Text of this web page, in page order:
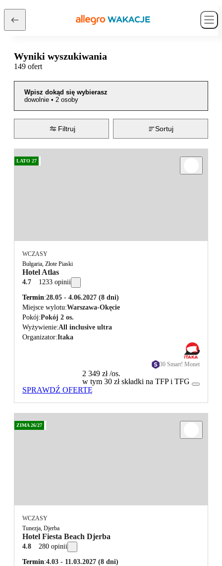
Wyniki wyszukiwania
149 ofert
Wpisz dokąd się wybierasz
dowolnie • 2 osoby
Filtruj Sortuj
LATO 27
WCZASY
Bułgaria, Złote Piaski
Hotel Atlas
4.7 1233 opinii
Termin 28.05 - 4.06.2027 (8 dni)
Miejsce wylotu Warszawa-Okęcie
Pokój Pokój 2 os.
Wyżywienie All inclusive ultra
Organizator Itaka
30 Smart! Monet
2 349 zł/os.
w tym 30 zł składki na TFP i TFG
SPRAWDŹ OFERTĘ
ZIMA 26/27
WCZASY
Tunezja, Djerba
Hotel Fiesta Beach Djerba
4.8 280 opinii
Termin 4.03 - 11.03.2027 (8 dni)